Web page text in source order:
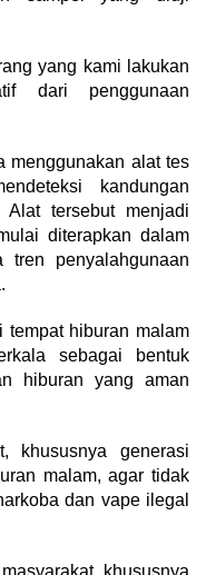
yang kami lakukan
dari penggunaan
menggunakan alat tes
kandungan
tersebut menjadi
diterapkan dalam
tren penyalahgunaan
tempat hiburan malam
sebagai bentuk
hiburan yang aman
khususnya generasi
malam, agar tidak
dan vape ilegal
khususnya